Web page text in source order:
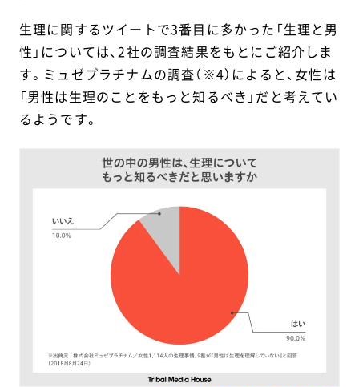
生理に関するツイートで3番目に多かった「生理と男
性」については、2社の調査結果をもとにご紹介しま
す。ミュゼプラチナムの調査（※4）によると、女性は
「男性は生理のことをもっと知るべき」だと考えてい
るようです。